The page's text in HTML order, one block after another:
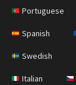
Portuguese
Spanish
Swedish
Italian